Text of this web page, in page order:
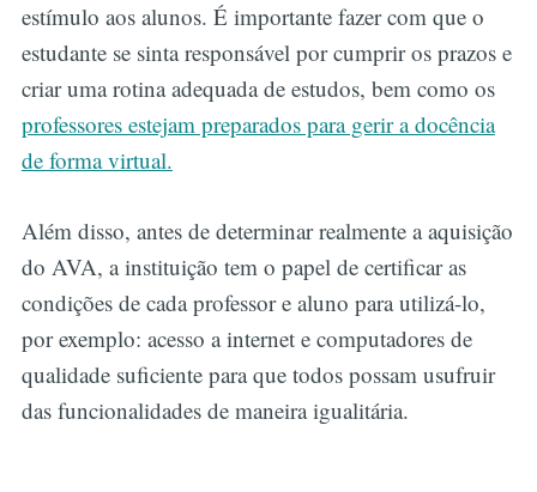
estímulo aos alunos. É importante fazer com que o
estudante se sinta responsável por cumprir os prazos e
criar uma rotina adequada de estudos, bem como os
professores estejam preparados para gerir a docência
de forma virtual.
Além disso, antes de determinar realmente a aquisição
do AVA, a instituição tem o papel de certificar as
condições de cada professor e aluno para utilizá-lo,
por exemplo: acesso a internet e computadores de
qualidade suficiente para que todos possam usufruir
das funcionalidades de maneira igualitária.